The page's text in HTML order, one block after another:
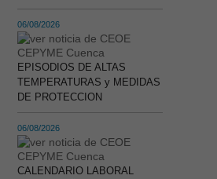
06/08/2026
EPISODIOS DE ALTAS
TEMPERATURAS y MEDIDAS
DE PROTECCION
06/08/2026
CALENDARIO LABORAL